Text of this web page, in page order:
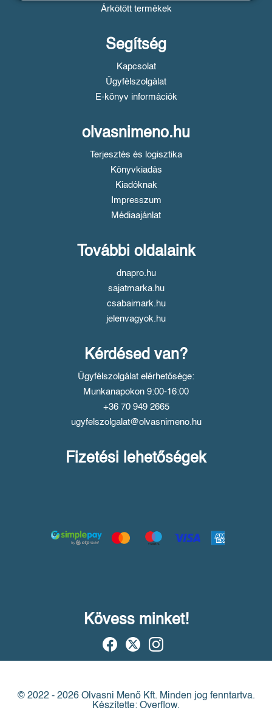
Árkötött termékek
Segítség
Kapcsolat
Ügyfélszolgálat
E-könyv információk
olvasnimeno.hu
Terjesztés és logisztika
Könyvkiadás
Kiadóknak
Impresszum
Médiaajánlat
További oldalaink
dnapro.hu
sajatmarka.hu
csabaimark.hu
jelenvagyok.hu
Kérdésed van?
Ügyfélszolgálat elérhetősége:
Munkanapokon 9:00-16:00
+36 70 949 2665
ugyfelszolgalat@olvasnimeno.hu
Fizetési lehetőségek
Kövess minket!
© 2022 - 2026 Olvasni Menő Kft. Minden jog fenntartva.
Készítette: Overflow.